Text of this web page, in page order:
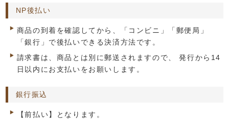
NP後払い
商品の到着を確認してから、「コンビニ」「郵便局」
「銀行」で後払いできる決済方法です。
請求書は、商品とは別に郵送されますので、 発行から14
日以内にお支払いをお願いします。
銀行振込
【前払い】となります。